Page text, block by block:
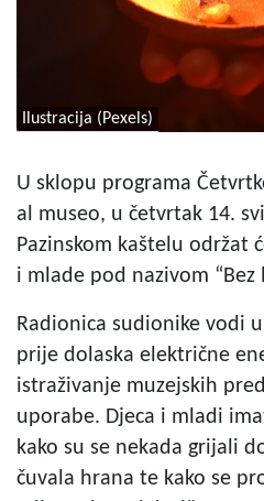
Ilustracija (Pexels)
U sklopu programa
al museo, u četvrtak 14.
Pazinskom kaštelu održat
i mlade pod nazivom “Bez
Radionica sudionike vodi
prije dolaska električne
istraživanje muzejskih
uporabe. Djeca i mladi
kako su se nekada grijali
čuvala hrana te kako se